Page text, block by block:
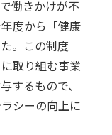
働きかけが不
度から「健康
。この制度
取り組む事業
するもので、
シーの向上に